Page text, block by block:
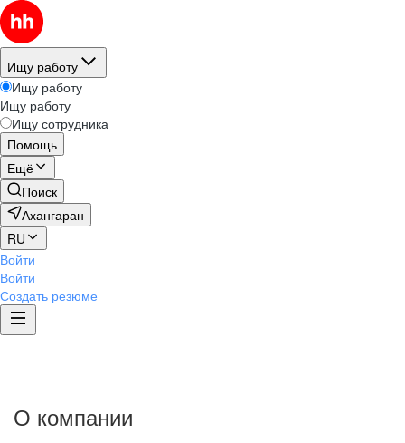
Ищу работу
Ищу работу
Ищу работу
Ищу сотрудника
Помощь
Ещё
Поиск
Ахангаран
RU
Войти
Войти
Создать резюме
О компании